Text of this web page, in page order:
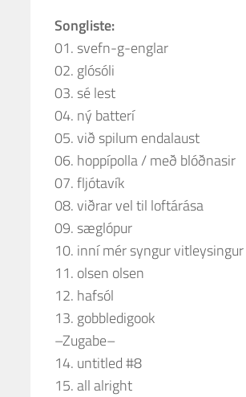
Songliste:
01. svefn-g-englar
02. glósóli
03. sé lest
04. ný batterí
05. við spilum endalaust
06. hoppípolla / með blóðnasir
07. fljótavík
08. viðrar vel til loftárása
09. sæglópur
10. inní mér syngur vitleysingur
11. olsen olsen
12. hafsól
13. gobbledigook
–Zugabe–
14. untitled #8
15. all alright